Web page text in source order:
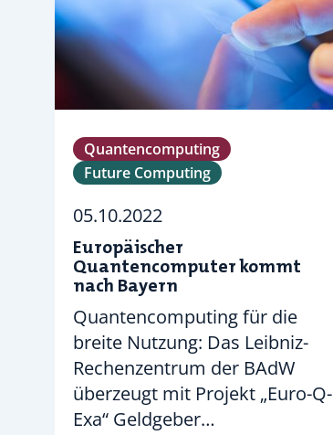
Quantencomputing
Future Computing
05.10.2022
Europäischer
Quantencomputer kommt
nach Bayern
Quantencomputing für die
breite Nutzung: Das Leibniz-
Rechenzentrum der BAdW
überzeugt mit Projekt „Euro-Q-
Exa“ Geldgeber…